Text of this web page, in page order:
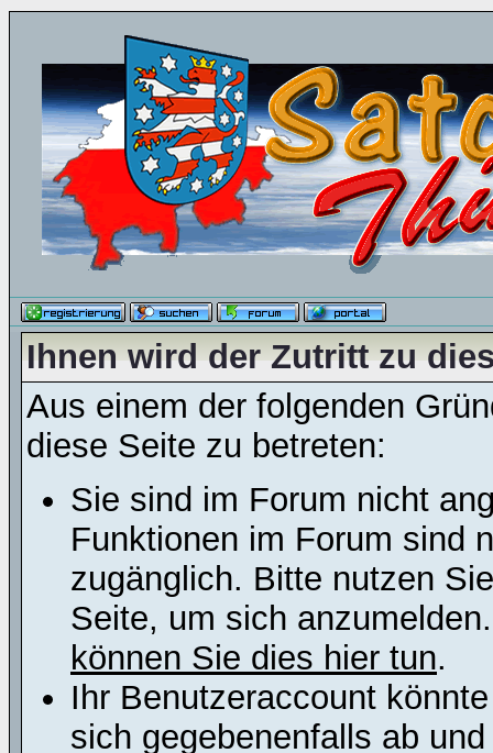
Ihnen wird der Zutritt zu
Aus einem der folgenden
diese Seite zu betreten:
Sie sind im Forum nicht
Funktionen im Forum sind
zugänglich. Bitte nutzen
Seite, um sich
können Sie dies hier tun.
Ihr Benutzeraccount
sich gegebenenfalls ab